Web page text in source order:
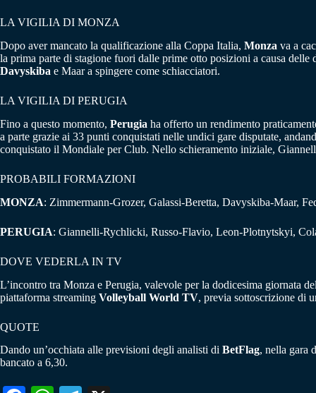
LA VIGILIA DI MONZA
Dopo aver mancato la qualificazione alla Coppa Italia, Monza va a
la prima parte di stagione fuori dalle prime otto posizioni a causa
Davyskiba e Maar a spingere come schiacciatori.
LA VIGILIA DI PERUGIA
Fino a questo momento, Perugia ha offerto un rendimento
a parte grazie ai 33 punti conquistati nelle undici gare disputate,
conquistato il Mondiale per Club. Nello schieramento iniziale,
PROBABILI FORMAZIONI
MONZA: Zimmermann-Grozer, Galassi-Beretta, Davyskiba-Maar,
PERUGIA: Giannelli-Rychlicki, Russo-Flavio, Leon-Plotnytskyi,
DOVE VEDERLA IN TV
L’incontro tra Monza e Perugia, valevole per la dodicesima giornata
piattaforma streaming Volleyball World TV, previa sottoscrizione di
QUOTE
Dando un’occhiata alle previsioni degli analisti di BetFlag, nella gara
bancato a 6,30.